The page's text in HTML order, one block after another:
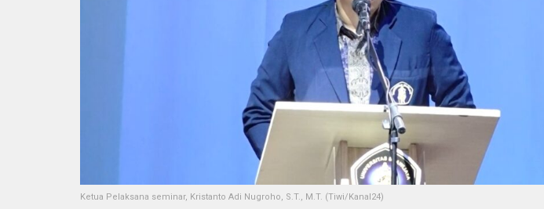
Ketua Pelaksana seminar, Kristanto Adi Nugroho, S.T., M.T. (Tiwi/Kanal24)